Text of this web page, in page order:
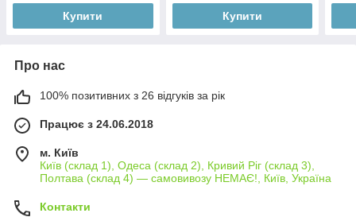
Купити Купити
Про нас
100% позитивних з 26 відгуків за рік
Працює з 24.06.2018
м. Київ
Київ (склад 1), Одеса (склад 2), Кривий Ріг (склад 3),
Полтава (склад 4) — самовивозу НЕМАЄ!, Київ, Україна
Контакти